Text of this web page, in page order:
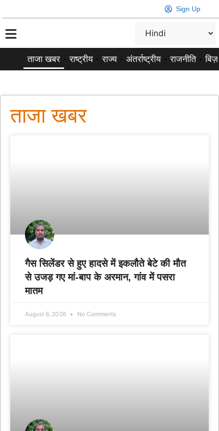
Sign Up
ताजा खबर राष्ट्रीय राज्य अंतर्राष्ट्रीय राजनीति
ताजा खबर
गैस सिलेंडर से हुए हादसे में इकलौते बेटे की मौत
से उजड़ गए मां-बाप के अरमान, गांव में पसरा
मातम
August 6, 2026 No Comments